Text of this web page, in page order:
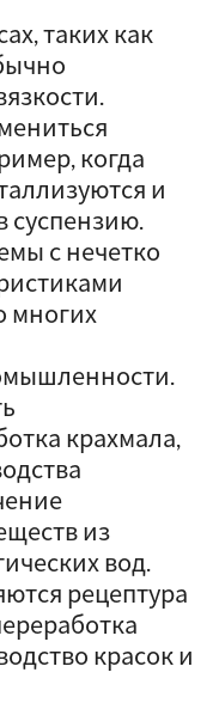
таких как
когда
и
суспензию.
с нечетко
многих
крахмала,
из
вод.
рецептура
красок и